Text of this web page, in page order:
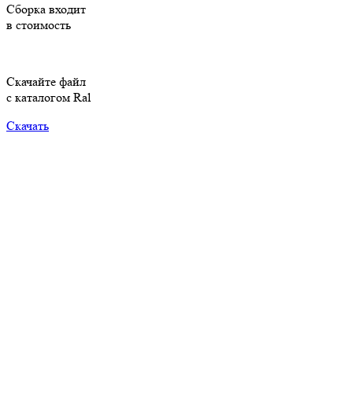
Cборка входит
в стоимость
Скачайте файл
с каталогом Ral
Скачать